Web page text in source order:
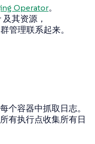
Operator。
其资源，
管理联系起来。
个容器中抓取日志。
有执行点收集所有日